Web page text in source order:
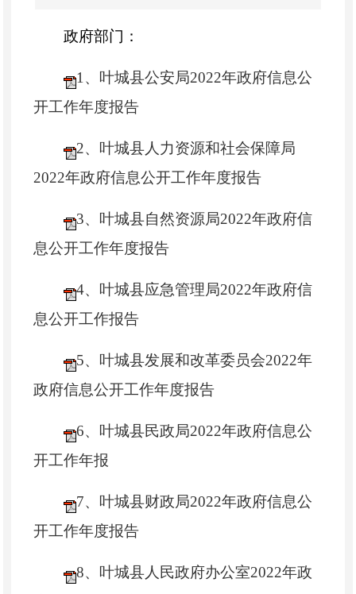
政府部门：
1、叶城县公安局2022年政府信息公
开工作年度报告
2、叶城县人力资源和社会保障局
2022年政府信息公开工作年度报告
3、叶城县自然资源局2022年政府信
息公开工作年度报告
4、叶城县应急管理局2022年政府信
息公开工作报告
5、叶城县发展和改革委员会2022年
政府信息公开工作年度报告
6、叶城县民政局2022年政府信息公
开工作年报
7、叶城县财政局2022年政府信息公
开工作年度报告
8、叶城县人民政府办公室2022年政